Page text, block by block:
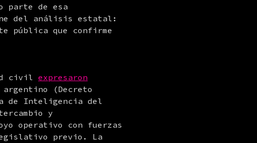
parte de esa
del análisis estatal:
pública que confirme
civil expresaron
(Decreto
de Inteligencia del
y
operativo con fuerzas
previo. La